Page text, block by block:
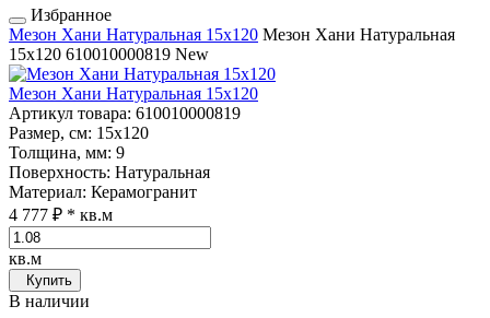
Избранное
Мезон Хани Натуральная 15x120 Мезон Хани Натуральная
15x120 610010000819 New
Мезон Хани Натуральная 15x120
Артикул товара: 610010000819
Размер, см: 15x120
Толщина, мм: 9
Поверхность: Натуральная
Материал: Керамогранит
4 777 ₽ * кв.м
кв.м
Купить
В наличии